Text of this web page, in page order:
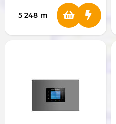
5 248 m